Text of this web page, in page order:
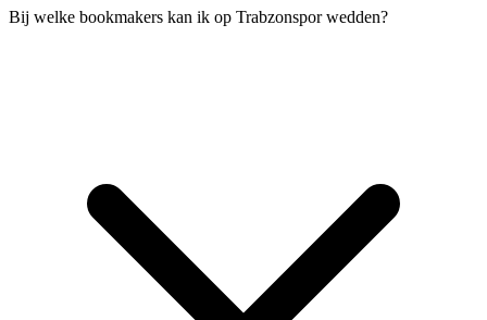
Bij welke bookmakers kan ik op Trabzonspor wedden?